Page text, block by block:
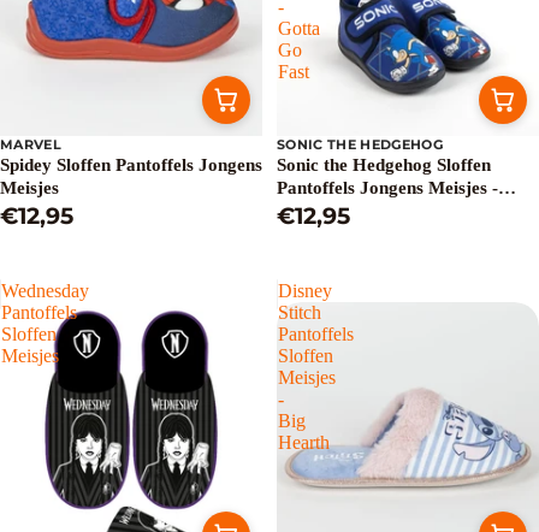
MARVEL
Spidey Sloffen Pantoffels Jongens
Meisjes
€12,95
-
Gotta
Go
Fast
SONIC THE HEDGEHOG
Sonic the Hedgehog Sloffen
Pantoffels Jongens Meisjes -
Gotta Go Fast
€12,95
Wednesday
Pantoffels
Sloffen
Meisjes
Disney
Stitch
Pantoffels
Sloffen
Meisjes
-
Big
Hearth